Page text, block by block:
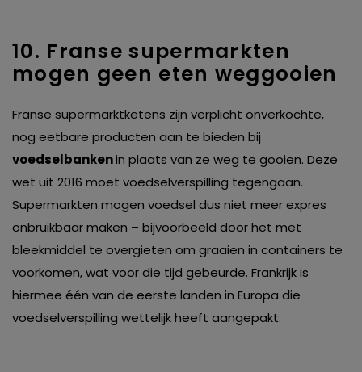
10. Franse supermarkten
mogen geen eten weggooien
Franse supermarktketens zijn verplicht onverkochte,
nog eetbare producten aan te bieden bij
voedselbankenin plaats van ze weg te gooien. Deze
wet uit 2016 moet voedselverspilling tegengaan.
Supermarkten mogen voedsel dus niet meer expres
onbruikbaar maken – bijvoorbeeld door het met
bleekmiddel te overgieten om graaien in containers te
voorkomen, wat voor die tijd gebeurde. Frankrijk is
hiermee één van de eerste landen in Europa die
voedselverspilling wettelijk heeft aangepakt.